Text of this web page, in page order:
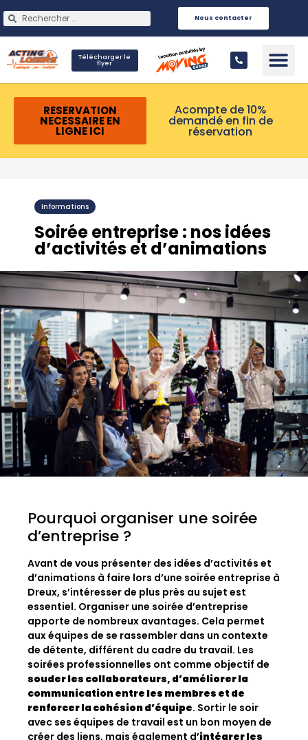
Nous contacter
Télécharger le
flyer
RESERVATION
NECESSAIRE EN
LIGNE ICI
Acompte de 10%
demandé en fin de
réservation
Informations
Soirée entreprise : nos idées
d’activités et d’animations
Pourquoi organiser une soirée
d’entreprise ?
Avant de vous présenter des idées d’activités et
d’animations à faire lors d’une soirée entreprise à
Dreux, s’intéresser de plus près au sujet est
essentiel. Organiser une soirée d’entreprise
apporte de nombreux avantages. Cela permet
aux équipes de se rassembler dans un contexte
de détente, différent du cadre du travail. Les
soirées professionnelles ont comme objectif de
souder les collaborateurs, d’améliorer la
communication entre les membres et de
renforcer la cohésion d’équipe. Sortir le soir
avec ses équipes de travail est un bon moyen de
créer des liens, mais également d’intégrer les